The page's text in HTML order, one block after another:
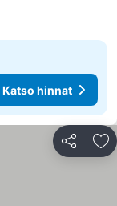
Katso hinnat
Jaa